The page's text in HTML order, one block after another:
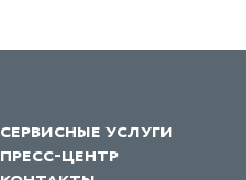
сервисные услуги
пресс-центр